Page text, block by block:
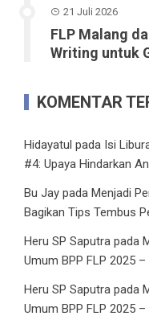
21 Juli 2026
FLP Malang
Writing untuk
KOMENTAR
Hidayatul pada Isi
#4: Upaya Hindarkan
Bu Jay pada Menjadi
Bagikan Tips Tembus
Heru SP Saputra pada
Umum BPP FLP 2025 –
Heru SP Saputra pada
Umum BPP FLP 2025 –